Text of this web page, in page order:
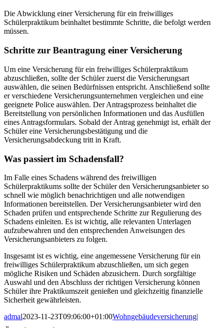
Die Abwicklung einer Versicherung für ein freiwilliges
Schülerpraktikum beinhaltet bestimmte Schritte, die befolgt werden
müssen.
Schritte zur Beantragung einer Versicherung
Um eine Versicherung für ein freiwilliges Schülerpraktikum
abzuschließen, sollte der Schüler zuerst die Versicherungsart
auswählen, die seinen Bedürfnissen entspricht. Anschließend sollte
er verschiedene Versicherungsunternehmen vergleichen und eine
geeignete Police auswählen. Der Antragsprozess beinhaltet die
Bereitstellung von persönlichen Informationen und das Ausfüllen
eines Antragsformulars. Sobald der Antrag genehmigt ist, erhält der
Schüler eine Versicherungsbestätigung und die
Versicherungsabdeckung tritt in Kraft.
Was passiert im Schadensfall?
Im Falle eines Schadens während des freiwilligen
Schülerpraktikums sollte der Schüler den Versicherungsanbieter so
schnell wie möglich benachrichtigen und alle notwendigen
Informationen bereitstellen. Der Versicherungsanbieter wird den
Schaden prüfen und entsprechende Schritte zur Regulierung des
Schadens einleiten. Es ist wichtig, alle relevanten Unterlagen
aufzubewahren und den entsprechenden Anweisungen des
Versicherungsanbieters zu folgen.
Insgesamt ist es wichtig, eine angemessene Versicherung für ein
freiwilliges Schülerpraktikum abzuschließen, um sich gegen
mögliche Risiken und Schäden abzusichern. Durch sorgfältige
Auswahl und den Abschluss der richtigen Versicherung können
Schüler ihre Praktikumszeit genießen und gleichzeitig finanzielle
Sicherheit gewährleisten.
admal2023-11-23T09:06:00+01:00Wohngebäudeversicherung|